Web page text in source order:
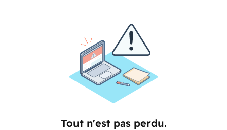
Tout n'est pas perdu.